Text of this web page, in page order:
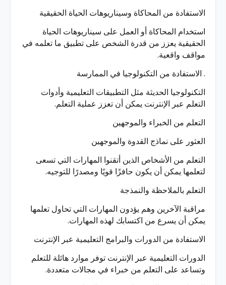
الاستفادة من المحاكاة وسيناريوهات الحياة الحقيقية
استخدام المحاكاة أو العمل على سيناريوهات الحياة
الحقيقية يعزز من قدرة الشخص على تطبيق ما تعلمه في
مواقف واقعية.
. الاستفادة من التكنولوجيا في الممارسة
التكنولوجيا الحديثة مثل التطبيقات التعليمية وأدوات
التعلم عبر الإنترنت يمكن أن تعزز عملية التعلم.
التعلم من الخبراء والموجهين
العثور على نماذج القدوة والموجهين
التعلم من الأشخاص الذين أتقنوا المهارات التي تسعى
لتعلمها يمكن أن يكون حافزًا قويًا ومصدرًا للتوجيه.
التعلم بالملاحظة والنمذجة
مراقبة الآخرين وهم يؤدون المهارات التي تحاول تعلمها
يمكن أن يسرع من اكتسابك لهذه المهارات.
الاستفادة من الدورات والبرامج التعليمية عبر الإنترنت
الدورات التعليمية عبر الإنترنت توفر موارد هائلة للتعلم
وتساعد على التعلم من خبراء في مجالات متعددة.